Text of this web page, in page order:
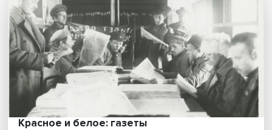
Афганская катастрофа: «На нас смотрят
голод и безысходность»